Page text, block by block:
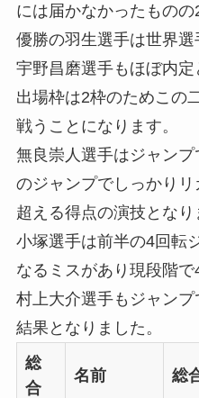
には届かなかったものの
優勝の羽生選手は世界選
宇野昌磨選手もほぼ内定
出場枠は2枠のためこの
戦うことになります。
無良崇人選手はジャン
のジャンプでしっかり
超える得点の演技となり
小塚選手は前半の4回転
なるミスがあり現段階で
村上大介選手もジャン
結果となりました。
総
合
名前 総